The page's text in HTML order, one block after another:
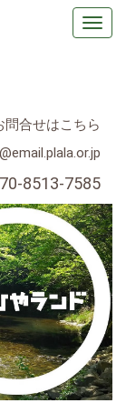
問合せはこちら
8513-7585